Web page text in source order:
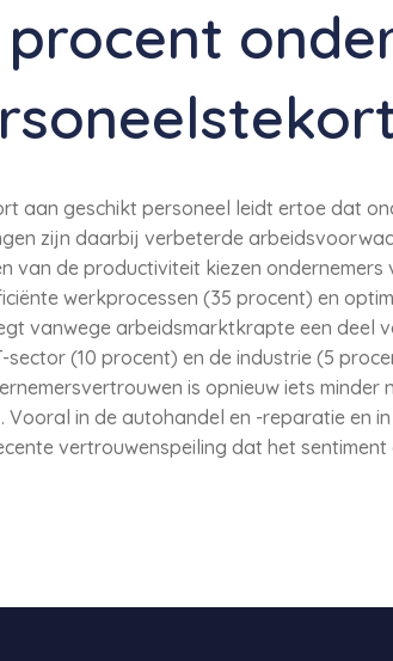
procent
aan geschikt personeel leidt ertoe dat
zijn daarbij verbeterde
van de productiviteit kiezen
werkprocessen (35 procent) en
vanwege arbeidsmarktkrapte een deel
sector (10 procent) en de industrie (5
is opnieuw iets
Vooral in de autohandel en -reparatie en
vertrouwenspeiling dat het